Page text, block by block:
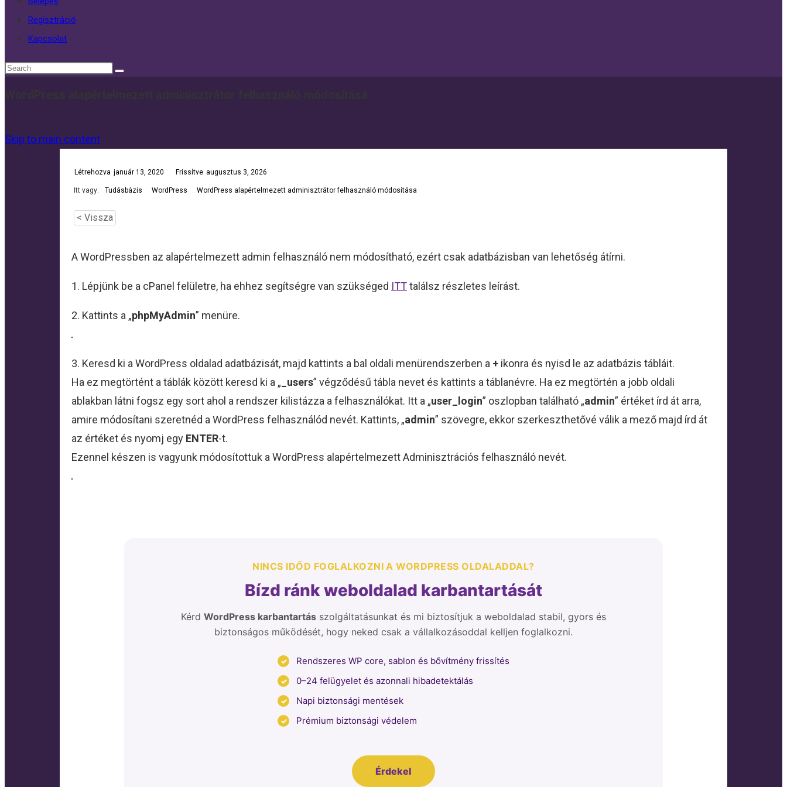
Regisztráció
Kapcsolat
Skip to main content
Létrehozva január 13, 2020 Frissítve augusztus 3, 2026
Itt vagy: Tudásbázis WordPress WordPress alapértelmezett adminisztrátor felhasználó módosítása
< Vissza
A WordPressben az alapértelmezett admin felhasználó nem módosítható, ezért csak adatbázisban van lehetőség átírni.
1. Lépjünk be a cPanel felületre, ha ehhez segítségre van szükséged ITTtalálsz részletes leírást.
2. Kattints a „phpMyAdmin” menüre.
3. Keresd ki a WordPress oldalad adatbázisát, majd kattints a bal oldali menürendszerben a + ikonra és nyisd le az adatbázis tábláit.
Ha ez megtörtént a táblák között keresd ki a „ _users” végződésű tábla nevet és kattints a táblanévre. Ha ez megtörtén a jobb oldali
ablakban látni fogsz egy sort ahol a rendszer kilistázza a felhasználókat. Itt a „user_login” oszlopban található „admin” értéket írd át arra,
amire módosítani szeretnéd a WordPress felhasználód nevét. Kattints, „admin” szövegre, ekkor szerkeszthetővé válik a mező majd írd át
az értéket és nyomj egy ENTER-t.
Ezennel készen is vagyunk módosítottuk a WordPress alapértelmezett Adminisztrációs felhasználó nevét.
NINCS IDŐD FOGLALKOZNI A WORDPRESS OLDALADDAL?
Bízd ránk weboldalad karbantartását
Kérd WordPress karbantartás szolgáltatásunkat és mi biztosítjuk a weboldalad stabil, gyors és
biztonságos működését, hogy neked csak a vállalkozásoddal kelljen foglalkozni.
Rendszeres WP core, sablon és bővítmény frissítés
0–24 felügyelet és azonnali hibadetektálás
Napi biztonsági mentések
Prémium biztonsági védelem
Érdekel